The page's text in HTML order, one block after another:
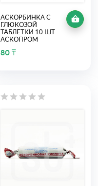
АСКОРБИНКА С
ГЛЮКОЗОЙ
ТАБЛЕТКИ 10 ШТ
АСКОПРОМ
80 ₸